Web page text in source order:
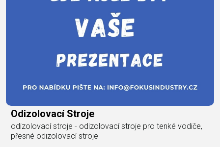
Odizolovací Stroje
odizolovací stroje - odizolovací stroje pro tenké vodiče,
přesné odizolovací stroje